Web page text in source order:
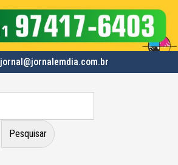
jornal@jornalemdia.com.br